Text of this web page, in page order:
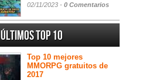
02/11/2023 - 0 Comentarios
Últimos Top 10
Top 10 mejores
MMORPG gratuitos de
2017